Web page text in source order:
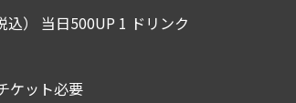
） 当日500UP 1 ドリンク
ケット必要